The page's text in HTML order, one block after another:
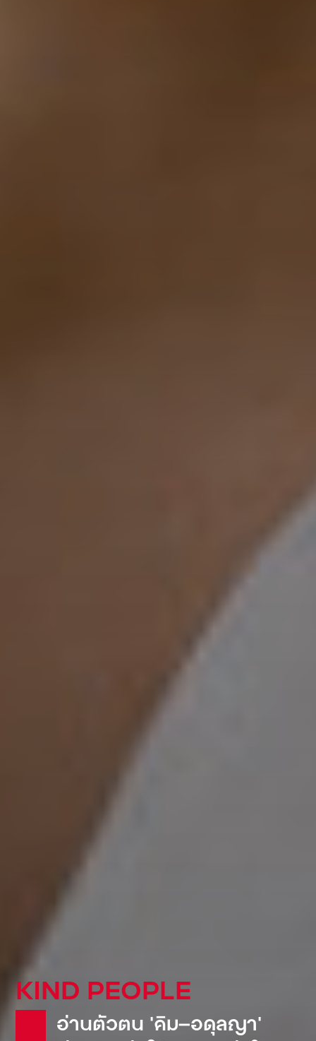
KIND PEOPLE
อ่านตัวตน ‘คิม—อดุลญา’